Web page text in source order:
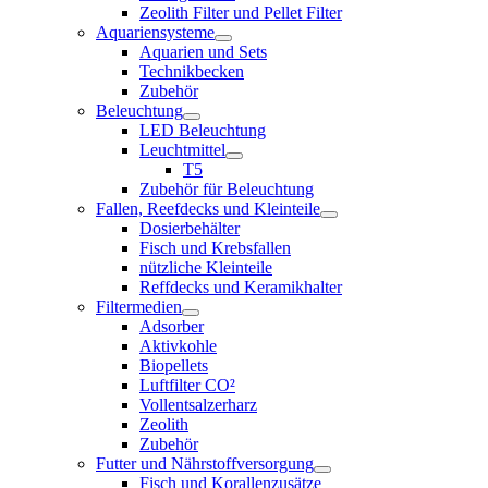
Zeolith Filter und Pellet Filter
Aquariensysteme
Aquarien und Sets
Technikbecken
Zubehör
Beleuchtung
LED Beleuchtung
Leuchtmittel
T5
Zubehör für Beleuchtung
Fallen, Reefdecks und Kleinteile
Dosierbehälter
Fisch und Krebsfallen
nützliche Kleinteile
Reffdecks und Keramikhalter
Filtermedien
Adsorber
Aktivkohle
Biopellets
Luftfilter CO²
Vollentsalzerharz
Zeolith
Zubehör
Futter und Nährstoffversorgung
Fisch und Korallenzusätze